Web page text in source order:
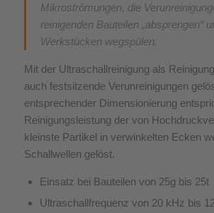
Mikroströmungen, die
reinigenden Bauteilen „absprengen“
Werkstücken wegspülen.
Mit der Ultraschallreinigung als
auch festsitzende Verunreinigungen
entsprechender Dimensionierung
Reinigungsleistung der von
kleinste Partikel in verwinkelten Ecken
Schallwellen gelöst.
Einsatz bei Bauteilen von 25g bis 25t
Ultraschallfrequenz von 20 kHz bis